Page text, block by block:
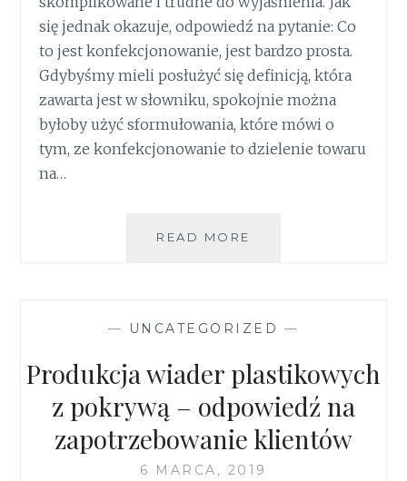
się jednak okazuje, odpowiedź na pytanie: Co
to jest konfekcjonowanie, jest bardzo prosta.
Gdybyśmy mieli posłużyć się definicją, która
zawarta jest w słowniku, spokojnie można
byłoby użyć sformułowania, które mówi o
tym, ze konfekcjonowanie to dzielenie towaru
na…
READ MORE
TEN
WIEDZIEĆ?
— UNCATEGORIZED —
Produkcja wiader plastikowych
z pokrywą – odpowiedź na
zapotrzebowanie klientów
6 MARCA, 2019